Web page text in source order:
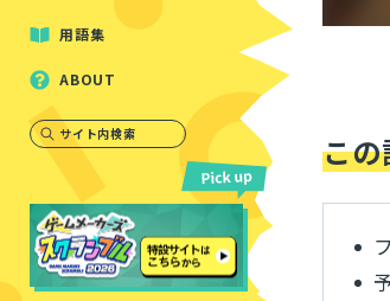
用語集
ABOUT
サイト内検索 こ